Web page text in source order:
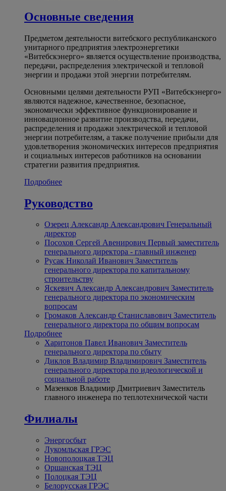
Основные сведения
Предметом деятельности витебского республиканского
унитарного предприятия электроэнергетики
«Витебскэнерго» является осуществление производства,
передачи, распределения электрической и тепловой
энергии и продажи этой энергии потребителям.
Основными целями деятельности РУП «Витебскэнерго»
являются надежное, качественное, безопасное,
экономически эффективное функционирование и
инновационное развитие производства, передачи,
распределения и продажи электрической и тепловой
энергии потребителям, а также получение прибыли для
удовлетворения экономических интересов предприятия
и социальных интересов работников на основании
стратегии развития предприятия.
Подробнее
Руководство
Озерец Александр Александрович Генеральный
директор
Посохов Сергей Авенирович Первый заместитель
генерального директора - главный инженер
Русак Николай Иванович Заместитель
генерального директора по капитальному
строительству
Яскевич Александр Александрович Заместитель
генерального директора по экономическим
вопросам
Громаков Александр Станиславович Заместитель
генерального директора по общим вопросам
Подробнее
Харитонов Павел Иванович Заместитель
генерального директора по сбыту
Диклов Владимир Владимирович Заместитель
генерального директора по идеологической и
социальной работе
Мазенков Владимир Дмитриевич Заместитель
главного инженера по теплотехнической части
Филиалы
Энергосбыт
Лукомльская ГРЭС
Новополоцкая ТЭЦ
Оршанская ТЭЦ
Полоцкая ТЭЦ
Белорусская ГРЭС